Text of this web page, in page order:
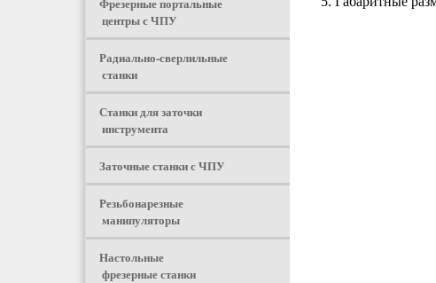
центры с ЧПУ
Радиально-сверлильные
станки
Станки для заточки
инструмента
Заточные станки с ЧПУ
Резьбонарезные
манипуляторы
Настольные
фрезерные станки